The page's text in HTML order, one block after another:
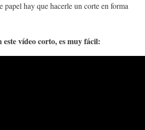
papel hay que hacerle un corte en forma
vídeo corto, es muy fácil: